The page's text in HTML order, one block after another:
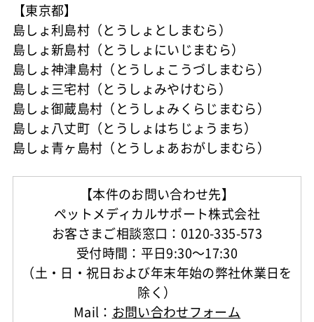
【東京都】
島しょ利島村（とうしょとしまむら）
島しょ新島村（とうしょにいじまむら）
島しょ神津島村（とうしょこうづしまむら）
島しょ三宅村（とうしょみやけむら）
島しょ御蔵島村（とうしょみくらじまむら）
島しょ八丈町（とうしょはちじょうまち）
島しょ青ヶ島村（とうしょあおがしまむら）
【本件のお問い合わせ先】
ペットメディカルサポート株式会社
お客さまご相談窓口：0120-335-573
受付時間：平日9:30～17:30
（土・日・祝日および年末年始の弊社休業日を
除く）
Mail： お問い合わせフォーム